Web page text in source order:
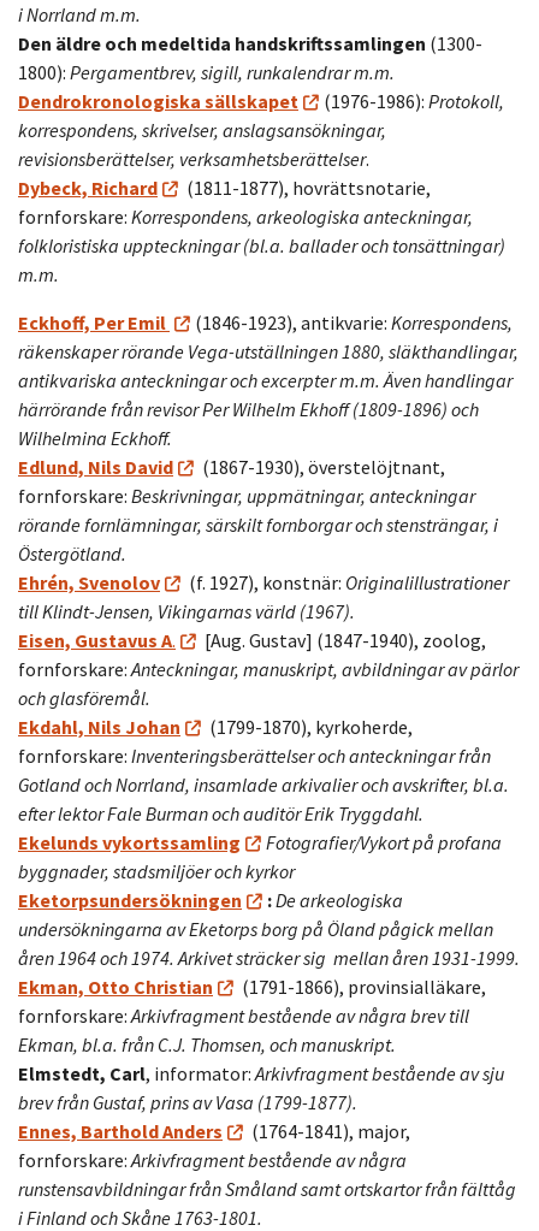
i Norrland m.m.
Den äldre och medeltida handskriftssamlingen (1300-
1800): Pergamentbrev, sigill, runkalendrar m.m.
Dendrokronologiska sällskapet
(1976-1986): Protokoll,
korrespondens, skrivelser, anslagsansökningar,
revisionsberättelser, verksamhetsberättelser.
Dybeck, Richard
(1811-1877), hovrättsnotarie,
fornforskare: Korrespondens, arkeologiska anteckningar,
folkloristiska uppteckningar (bl.a. ballader och tonsättningar)
m.m.
Eckhoff, Per Emil
(1846-1923), antikvarie: Korrespondens,
räkenskaper rörande Vega-utställningen 1880, släkthandlingar,
antikvariska anteckningar och excerpter m.m. Även handlingar
härrörande från revisor Per Wilhelm Ekhoff (1809-1896) och
Wilhelmina Eckhoff.
Edlund, Nils David
(1867-1930), överstelöjtnant,
fornforskare: Beskrivningar, uppmätningar, anteckningar
rörande fornlämningar, särskilt fornborgar och stensträngar, i
Östergötland.
Ehrén, Svenolov
(f. 1927), konstnär: Originalillustrationer
till Klindt-Jensen, Vikingarnas värld (1967).
Eisen, Gustavus A.
[Aug. Gustav] (1847-1940), zoolog,
fornforskare: Anteckningar, manuskript, avbildningar av pärlor
och glasföremål.
Ekdahl, Nils Johan
(1799-1870), kyrkoherde,
fornforskare: Inventeringsberättelser och anteckningar från
Gotland och Norrland, insamlade arkivalier och avskrifter, bl.a.
efter lektor Fale Burman och auditör Erik Tryggdahl.
Ekelunds vykortssamling
Fotografier/Vykort på profana
byggnader, stadsmiljöer och kyrkor
Eketorpsundersökningen
:De arkeologiska
undersökningarna av Eketorps borg på Öland pågick mellan
åren 1964 och 1974. Arkivet sträcker sig mellan åren 1931-1999.
Ekman, Otto Christian
(1791-1866), provinsialläkare,
fornforskare: Arkivfragment bestående av några brev till
Ekman, bl.a. från C.J. Thomsen, och manuskript.
Elmstedt, Carl, informator: Arkivfragment bestående av sju
brev från Gustaf, prins av Vasa (1799-1877).
Ennes, Barthold Anders
(1764-1841), major,
fornforskare: Arkivfragment bestående av några
runstensavbildningar från Småland samt ortskartor från fälttåg
i Finland och Skåne 1763-1801.